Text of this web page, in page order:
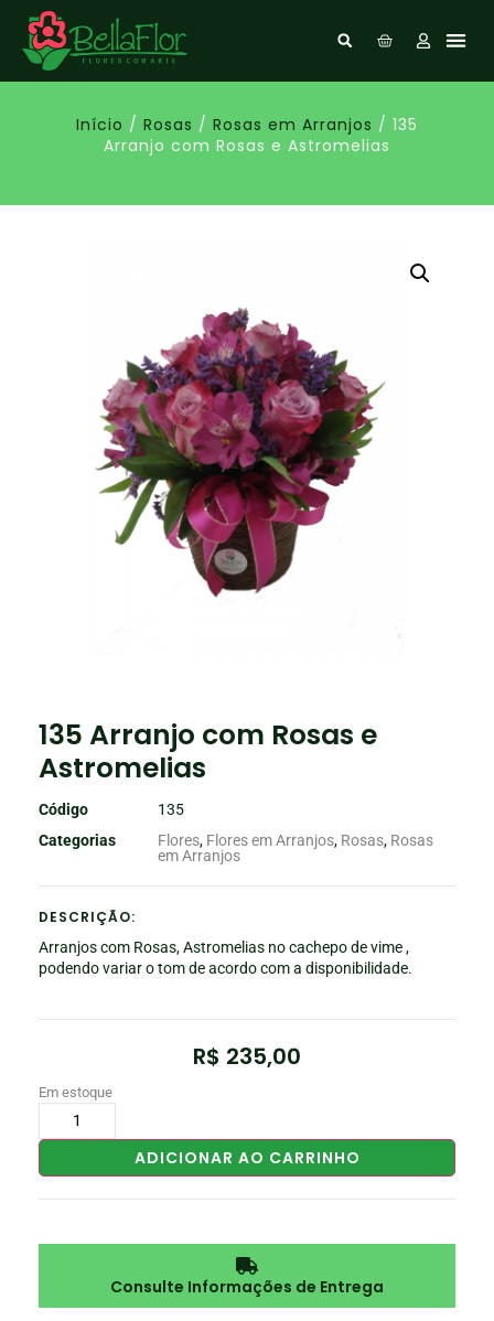
Início / Rosas / Rosas em Arranjos / 135
Arranjo com Rosas e Astromelias
135 Arranjo com Rosas e
Astromelias
Código
135
Categorias
Flores, Flores em Arranjos, Rosas, Rosas
em Arranjos
DESCRIÇÃO:
Arranjos com Rosas, Astromelias no cachepo de vime ,
podendo variar o tom de acordo com a disponibilidade.
R$ 235,00
Em estoque
ADICIONAR AO CARRINHO
Consulte Informações de Entrega